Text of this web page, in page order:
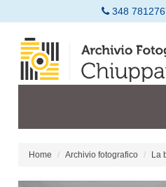
348
Home Archivio fotografico La